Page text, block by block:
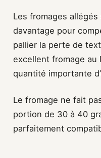
Les fromages
davantage pour
pallier la perte de
excellent fromage au
quantité importante
Le fromage ne fait
portion de 30 à 40
parfaitement